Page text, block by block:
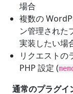
場合
複数の
ン管理された
実装したい場
リクエストの
PHP 設定 (
通常のプラグイ